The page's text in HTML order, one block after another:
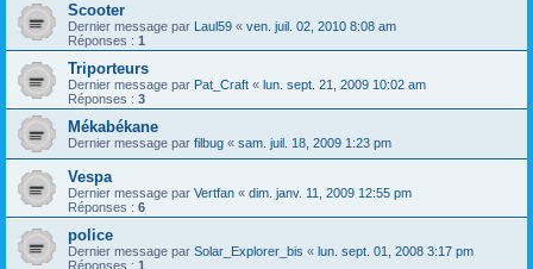
Scooter
Dernier message par Laul59 « ven. juil. 02, 2010 8:08 am
Réponses : 1
Triporteurs
Dernier message par Pat_Craft « lun. sept. 21, 2009 10:02 am
Réponses : 3
Mékabékane
Dernier message par filbug « sam. juil. 18, 2009 1:23 pm
Vespa
Dernier message par Vertfan « dim. janv. 11, 2009 12:55 pm
Réponses : 6
police
Dernier message par Solar_Explorer_bis « lun. sept. 01, 2008 3:17 pm
Réponses : 1